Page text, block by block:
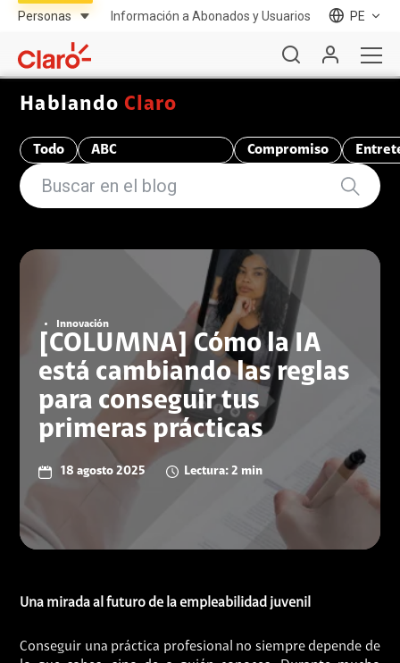
Información a Abonados y Usuarios PE
Hablando Claro
Todo
ABC
Compromiso
Innovación
[COLUMNA] Cómo la IA
está cambiando las reglas
para conseguir tus
primeras prácticas
18 agosto 2025 Lectura: 2 min
Una mirada al futuro de la empleabilidad juvenil
Conseguir una práctica profesional no siempre depende de